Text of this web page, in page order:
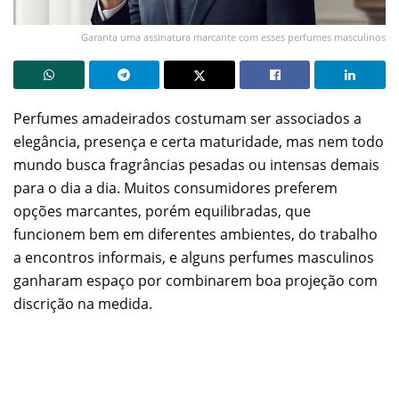
Garanta uma assinatura marcante com esses perfumes masculinos
Perfumes amadeirados costumam ser associados a
elegância, presença e certa maturidade, mas nem todo
mundo busca fragrâncias pesadas ou intensas demais
para o dia a dia. Muitos consumidores preferem
opções marcantes, porém equilibradas, que
funcionem bem em diferentes ambientes, do trabalho
a encontros informais, e alguns perfumes masculinos
ganharam espaço por combinarem boa projeção com
discrição na medida.